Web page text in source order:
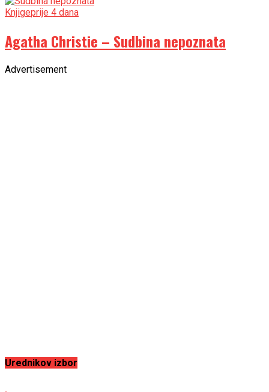
Knjigeprije 4 dana
Agatha Christie – Sudbina nepoznata
Advertisement
Urednikov izbor